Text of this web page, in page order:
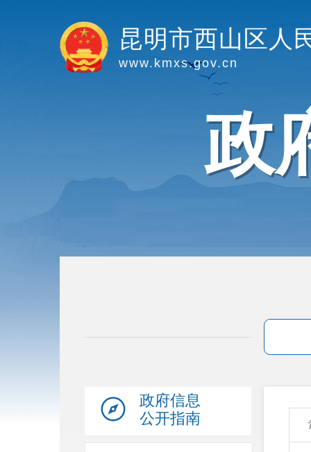
昆明市西山区人
www.kmxs.gov.cn
政
政府信息
公开指南